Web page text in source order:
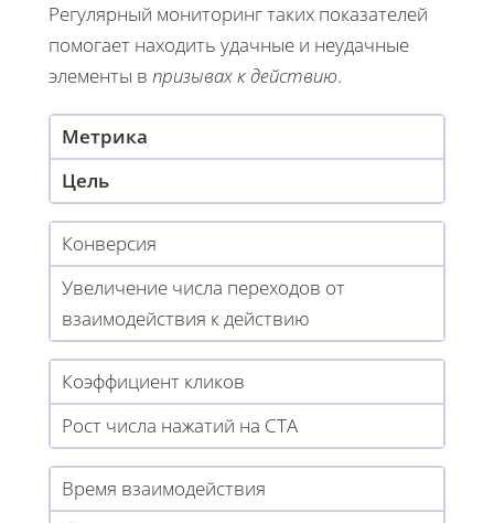
Регулярный мониторинг таких показателей
помогает находить удачные и неудачные
элементы в призывах к действию.
Метрика
Цель
Конверсия
Увеличение числа переходов от
взаимодействия к действию
Коэффициент кликов
Рост числа нажатий на CTA
Время взаимодействия